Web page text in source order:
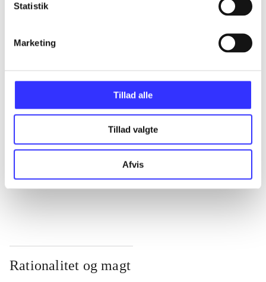
Statistik
Marketing
Tillad alle
Tillad valgte
Afvis
Rationalitet og magt